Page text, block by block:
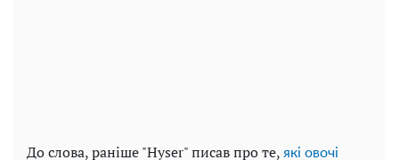
До слова, раніше "Hyser" писав про те, які овочі